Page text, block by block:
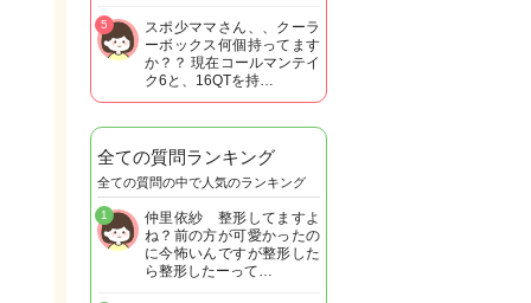
スポ少ママさん、、クーラ
ーボックス何個持ってます
か？？ 現在コールマンテイ
ク6と、16QTを持…
5
全ての質問ランキング
全ての質問の中で人気のランキング
仲里依紗 整形してますよ
ね？前の方が可愛かったの
に今怖いんですが整形した
ら整形したーって…
1